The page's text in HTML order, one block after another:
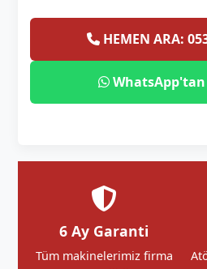
HEMEN ARA:
6 Ay Garanti
Tüm makinelerimiz firma